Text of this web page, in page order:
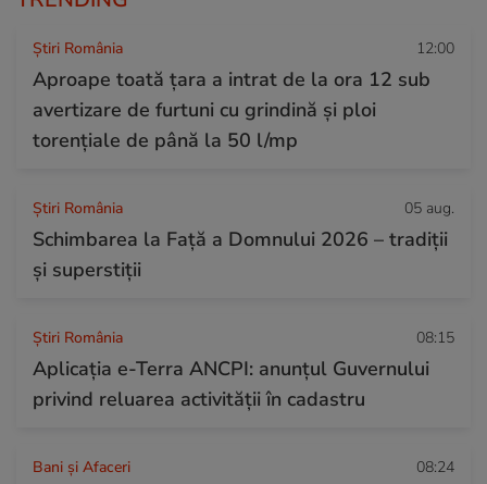
Știri România 12:00
Aproape toată țara a intrat de la ora 12 sub
avertizare de furtuni cu grindină și ploi
torențiale de până la 50 l/mp
Știri România 05 aug.
Schimbarea la Față a Domnului 2026 – tradiții
și superstiții
Știri România 08:15
Aplicația e-Terra ANCPI: anunțul Guvernului
privind reluarea activității în cadastru
Bani și Afaceri 08:24